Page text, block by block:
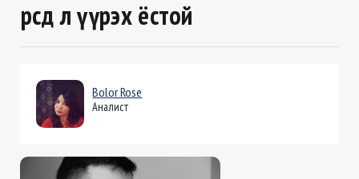
өөрсдөө л үүрэх ёстой
Bolor Rose
Аналист